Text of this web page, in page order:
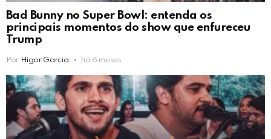
Bad Bunny no Super Bowl: entenda os
principais momentos do show que enfureceu
Trump
Por Higor Garcia há 6 meses